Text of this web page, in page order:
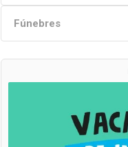
Fúnebres